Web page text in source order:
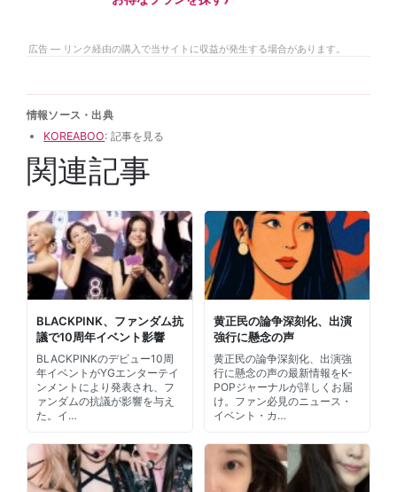
広告 — リンク経由の購入で当サイトに収益が発生する場合があります。
情報ソース・出典
KOREABOO: 記事を見る
関連記事
BLACKPINK、ファンダム抗
議で10周年イベント影響
BLACKPINKのデビュー10周
年イベントがYGエンターテイ
ンメントにより発表され、フ
ァンダムの抗議が影響を与え
た。イ…
黄正民の論争深刻化、出演
強行に懸念の声
黄正民の論争深刻化、出演強
行に懸念の声の最新情報をK-
POPジャーナルが詳しくお届
け。ファン必見のニュース・
イベント・カ…